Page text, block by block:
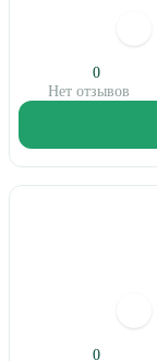
0
Нет отзывов
0